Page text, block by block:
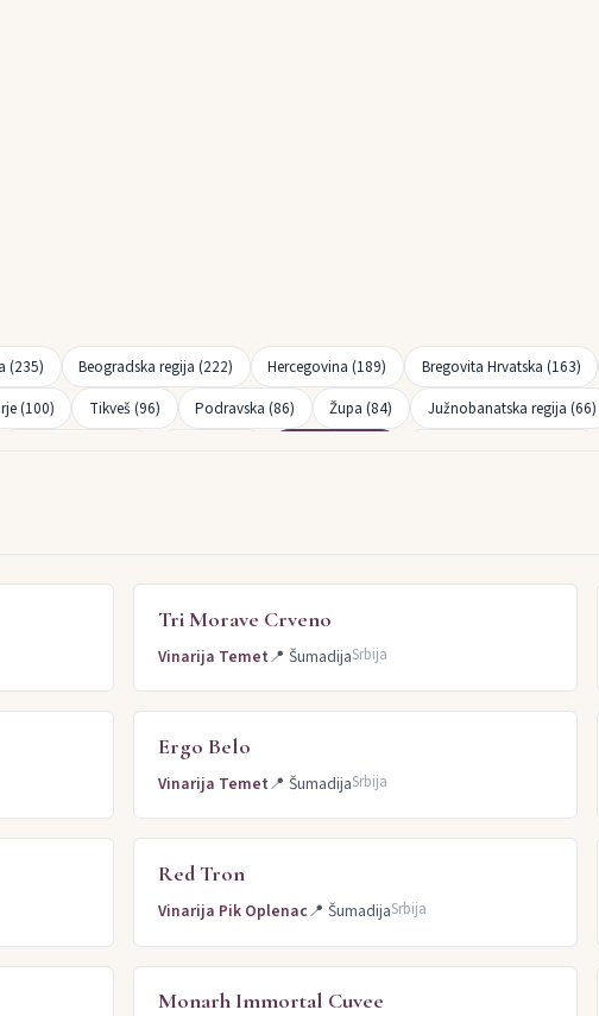
(235) Beogradska regija (222) Hercegovina (189) Bregovita Hrvatska (163)
(100) Tikveš (96) Podravska (86) Župa (84) Južnobanatska regija (66)
Tri Morave Crveno
Vinarija Temet📍ŠumadijaSrbija
Ergo Belo
Vinarija Temet📍ŠumadijaSrbija
Red Tron
Vinarija Pik Oplenac📍ŠumadijaSrbija
Monarh Immortal Cuvee